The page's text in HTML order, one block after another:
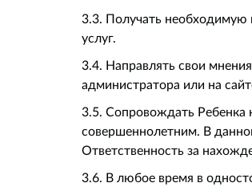
3.3. Получать необходимую
услуг.
3.4. Направлять свои
администратора или на
3.5. Сопровождать Ребенка
совершеннолетним. В
Ответственность за
3.6. В любое время в